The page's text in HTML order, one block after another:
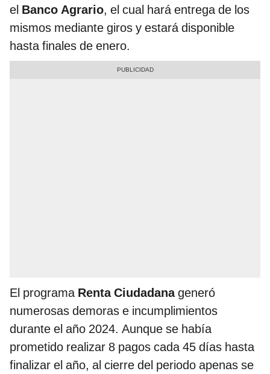
el Banco Agrario, el cual hará entrega de los
mismos mediante giros y estará disponible
hasta finales de enero.
El programaRenta Ciudadanageneró
numerosas demoras e incumplimientos
durante el año 2024. Aunque se había
prometido realizar 8 pagos cada 45 días hasta
finalizar el año, al cierre del periodo apenas se